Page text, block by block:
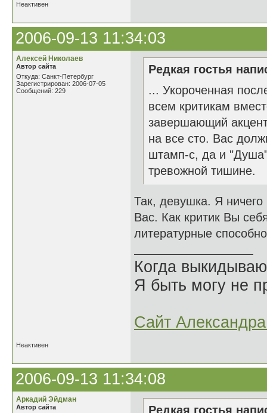
Неактивен
2006-09-13 11:34:03
Алексей Николаев
Автор сайта
Откуда: Санкт-Петербург
Зарегистрирован: 2006-07-05
Сообщений: 229
Редкая гостья
... Укороченная
всем критикам
завершающий
на все сто. Вас
штамп-с, да и
тревожной тишине.
Так, девушка. Я
Вас. Как критик Вы
литературные
Когда
Я быть могу не
Сайт
Неактивен
2006-09-13 11:34:08
Аркадий Эйдман
Автор сайта Редкая гостья